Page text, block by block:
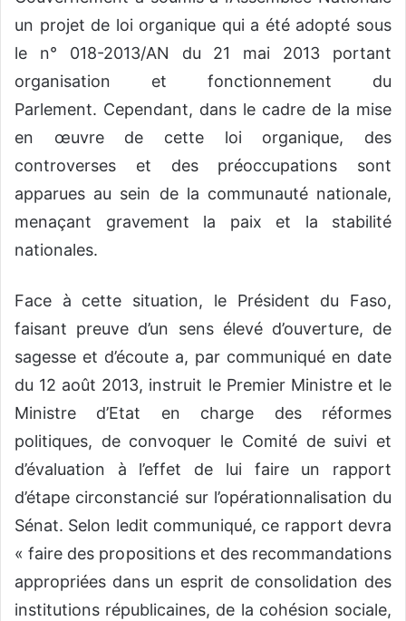
un projet de loi organique qui a été adopté sous
le n° 018-2013/AN du 21 mai 2013 portant
organisation et fonctionnement du
Parlement. Cependant, dans le cadre de la mise
en œuvre de cette loi organique, des
controverses et des préoccupations sont
apparues au sein de la communauté nationale,
menaçant gravement la paix et la stabilité
nationales.
Face à cette situation, le Président du Faso,
faisant preuve d’un sens élevé d’ouverture, de
sagesse et d’écoute a, par communiqué en date
du 12 août 2013, instruit le Premier Ministre et le
Ministre d’Etat en charge des réformes
politiques, de convoquer le Comité de suivi et
d’évaluation à l’effet de lui faire un rapport
d’étape circonstancié sur l’opérationnalisation du
Sénat. Selon ledit communiqué, ce rapport devra
« faire des propositions et des recommandations
appropriées dans un esprit de consolidation des
institutions républicaines, de la cohésion sociale,